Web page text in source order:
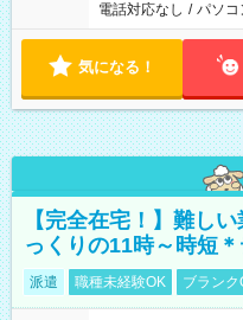
電話対応なし / パソコ
気になる！
【完全在宅！】難し
っくりの11時～時短
派遣 職種未経験OK ブランク